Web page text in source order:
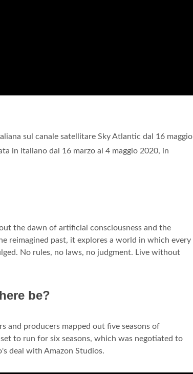
sul canale satellitare Sky Atlantic dal 16 maggio
in italiano dal 16 marzo al 4 maggio 2020, in
the dawn of artificial consciousness and the
reimagined past, it explores a world in which every
No rules, no laws, no judgment. Live without
be?
and producers mapped out five seasons of
to run for six seasons, which was negotiated to
deal with Amazon Studios.